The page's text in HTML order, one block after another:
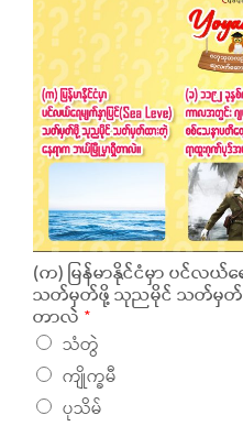
(က) မြန်မာနိုင်ငံမှာ ပင်လယ်ရေ
သတ်မှတ်ဖို့ သုညမိုင် သတ်မှတ်ထ
တာလဲ *
သံတွဲ
ကျိုက္ခမီ
ပုသိမ်